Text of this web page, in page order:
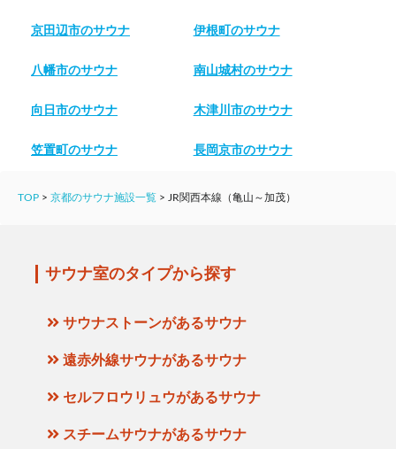
京田辺市のサウナ 伊根町のサウナ
八幡市のサウナ 南山城村のサウナ
向日市のサウナ 木津川市のサウナ
笠置町のサウナ 長岡京市のサウナ
TOP > 京都のサウナ施設一覧 > JR関西本線（亀山～加茂）
サウナ室のタイプから探す
サウナストーンがあるサウナ
遠赤外線サウナがあるサウナ
セルフロウリュウがあるサウナ
スチームサウナがあるサウナ